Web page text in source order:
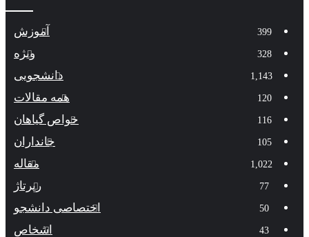
آموزش 399
ویژه 328
دانشجویی 1,143
همه مقالات 120
خواص گیاهان 116
جانداران 105
مقاله 1,022
رپرتاژ 77
اختصاصی دانشجو 50
اشخاص 43